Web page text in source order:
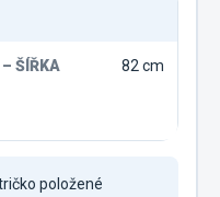
82 cm
položené